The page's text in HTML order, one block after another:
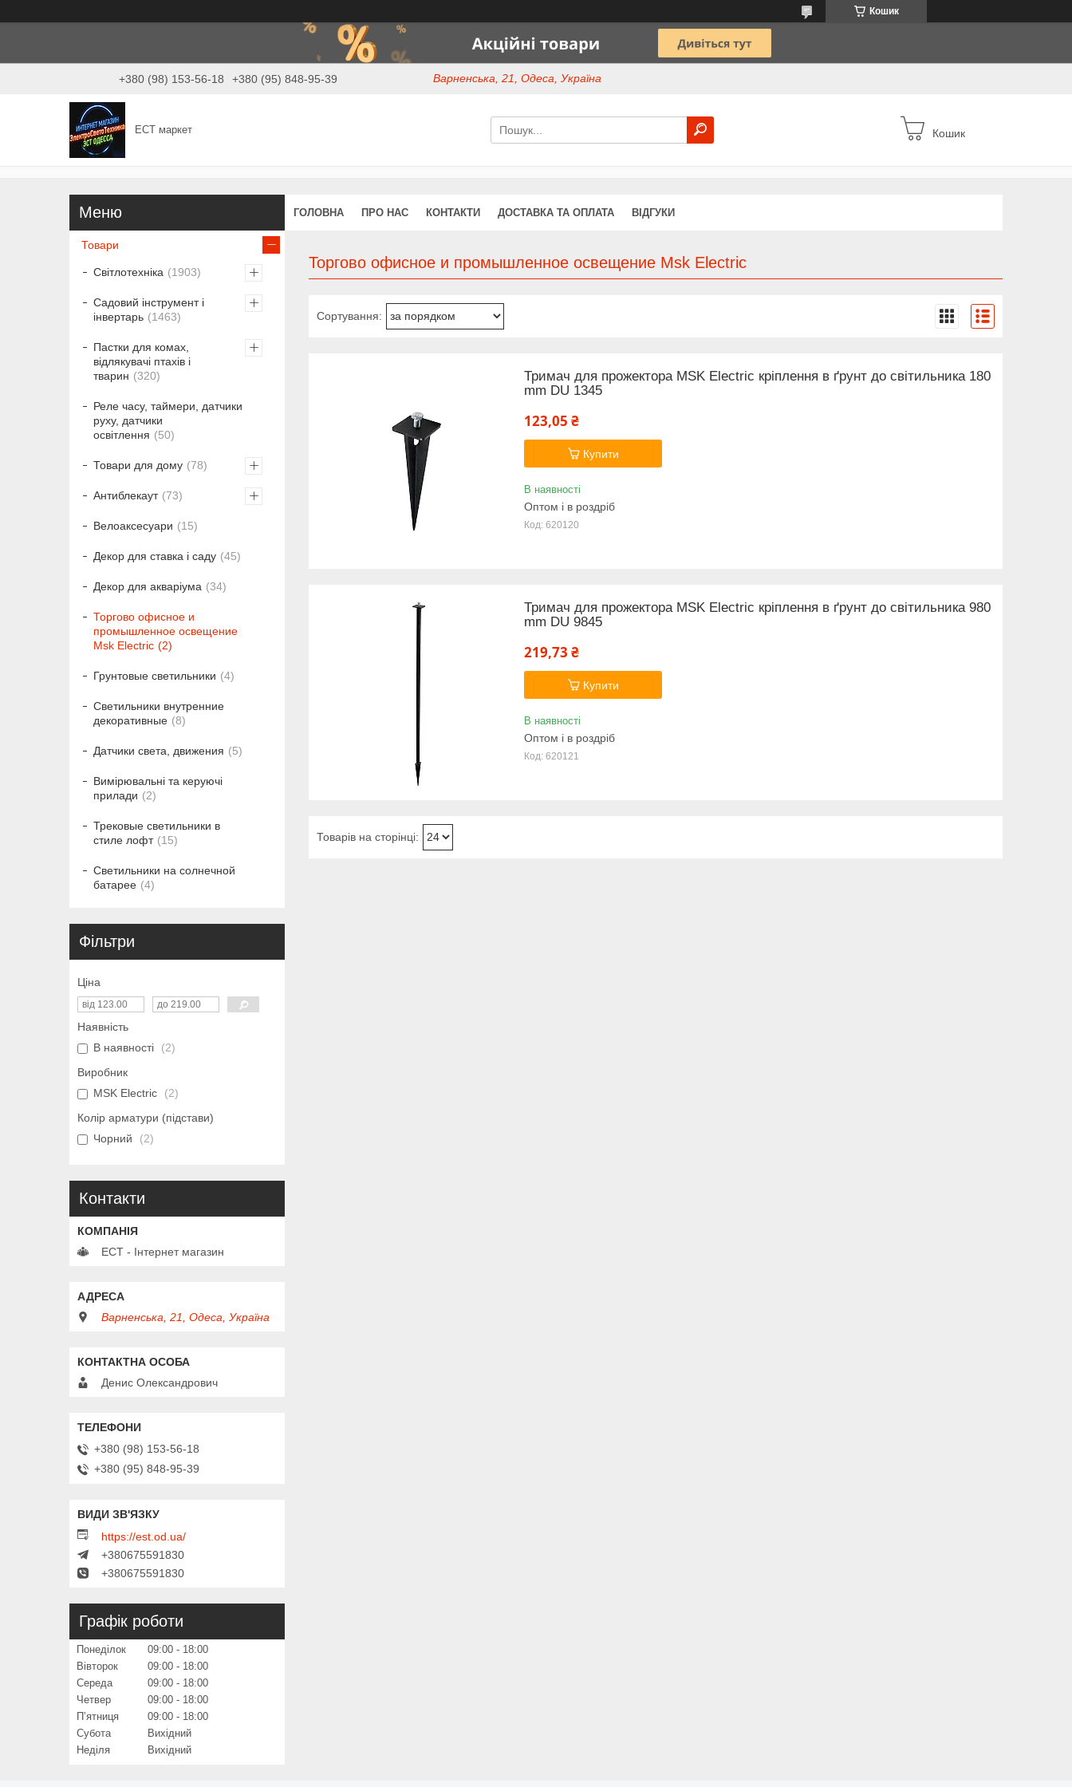
Кошик
+380 (98) 153-56-18 +380 (95) 848-95-39 Варненська, 21, Одеса, Україна
ЕСТ маркет Кошик
ГОЛОВНА ПРО НАС КОНТАКТИ ДОСТАВКА ТА ОПЛАТА ВІДГУКИ
Торгово офисное и промышленное освещение Msk Electric
Тримач для прожектора MSK Electric кріплення в ґрунт до світильника 180
mm DU 1345
123,05 ₴
Купити
В наявності
Оптом і в роздріб
620120
Тримач для прожектора MSK Electric кріплення в ґрунт до світильника 980
mm DU 9845
219,73 ₴
Купити
В наявності
Оптом і в роздріб
620121
Товари
Світлотехніка 1903
Садовий інструмент і
інвертарь
1463
Пастки для комах,
відлякувачі птахів і
тварин
320
Реле часу, таймери, датчики
руху, датчики
освітлення
50
Товари для дому 78
Антиблекаут 73
Велоаксесуари 15
Декор для ставка і саду 45
Декор для акваріума 34
Торгово офисное и
промышленное освещение
Msk Electric
2
Грунтовые светильники 4
Светильники внутренние
декоративные
8
Датчики света, движения 5
Вимірювальні та керуючі
прилади
2
Трековые светильники в
стиле лофт
15
Светильники на солнечной
батарее
4
Фільтри
Ціна
Наявність
В наявності
2
Виробник
MSK Electric
2
Колір арматури (підстави)
Чорний
2
Контакти
ЕСТ - Інтернет магазин
Варненська, 21, Одеса, Україна
Денис Олександрович
+380 (98) 153-56-18
+380 (95) 848-95-39
https://est.od.ua/
+380675591830
+380675591830
Графік роботи
Понеділок 09:00
18:00
Вівторок
09:00
18:00
Середа
09:00
18:00
Четвер
09:00
18:00
Пʼятниця
09:00
18:00
Субота
Вихідний
Неділя
Вихідний